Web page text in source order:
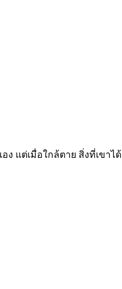
ง แต่เมื่อใกล้ตาย สิ่งที่เขา